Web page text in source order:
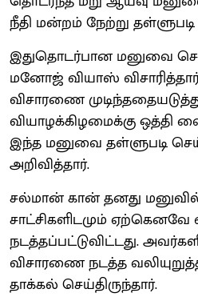
நீதி மன்றம் நேற்று
இதுதொடர்பான மனுவை
மனோஜ் வியாஸ்
விசாரணை
வியாழக்கிழமைக்கு ஒத்தி
இந்த மனுவை தள்ளுபடி
அறிவித்தார்.
சல்மான் கான் தனது மனுவில்
சாட்சிகளிடமும்
நடத்தப்பட்டுவிட்டது.
விசாரணை நடத்த
தாக்கல் செய்திருந்தார்.